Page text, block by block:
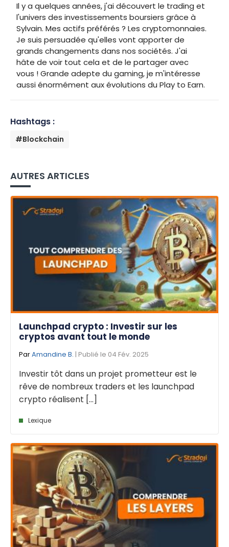
Il y a quelques années, j'ai découvert le trading et
l'univers des investissements boursiers grâce à
Sylvain. Mes actifs préférés ? Les cryptomonnaies.
Je suis persuadée qu'elles vont apporter de
grands changements dans nos sociétés. J'ai
hâte de voir tout cela et de le partager avec
vous ! Grande adepte du gaming, je m'intéresse
aussi énormément aux évolutions du Play to Earn.
Hashtags :
#Blockchain
AUTRES ARTICLES
Launchpad crypto : Investir sur les
cryptos avant tout le monde
ParAmandine B. | Publié le 04 Fév. 2025
Investir tôt dans un projet prometteur est le
rêve de nombreux traders et les launchpad
crypto réalisent [...]
Lexique